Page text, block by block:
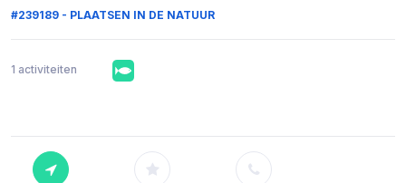
#239189 - PLAATSEN IN DE NATUUR
1 activiteiten